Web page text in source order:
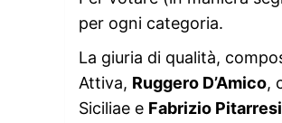
per ogni categoria.
La giuria di qualità,
Attiva, Ruggero D’Amico,
Siciliae e Fabrizio Pitarresi